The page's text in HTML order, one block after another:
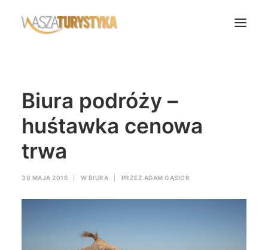
Biura podróży
Transport
Noclegi
Polska
Świat
Wasze Podróże
Biura podróży –
huśtawka cenowa
trwa
30 MAJA 2016 W BIURA PRZEZ ADAM GĄSIOR